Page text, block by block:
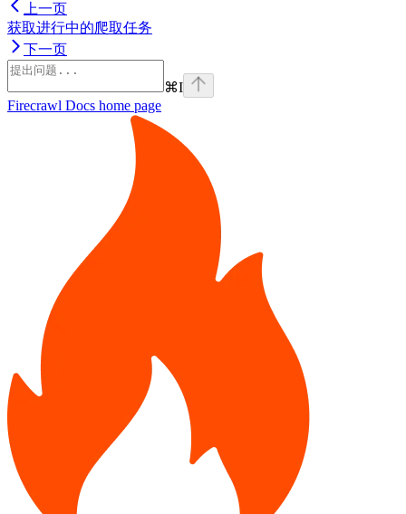
上一页
获取进行中的爬取任务
下一页
⌘I
Firecrawl Docs home page